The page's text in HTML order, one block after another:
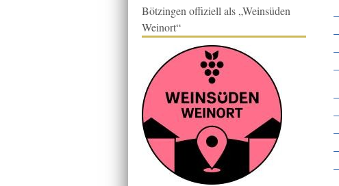
Bötzingen offiziell als „Weinsüden
Weinort“